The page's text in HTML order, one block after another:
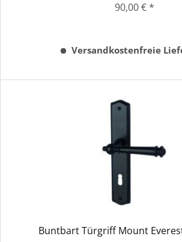
90,00 € *
Versandkostenfreie
Buntbart Türgriff Mount